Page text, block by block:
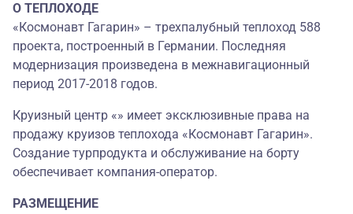
О ТЕПЛОХОДЕ
«Космонавт Гагарин» – трехпалубный теплоход 588
проекта, построенный в Германии. Последняя
модернизация произведена в межнавигационный
период 2017-2018 годов.
Круизный центр «» имеет эксклюзивные права на
продажу круизов теплохода «Космонавт Гагарин».
Создание турпродукта и обслуживание на борту
обеспечивает компания-оператор.
РАЗМЕЩЕНИЕ